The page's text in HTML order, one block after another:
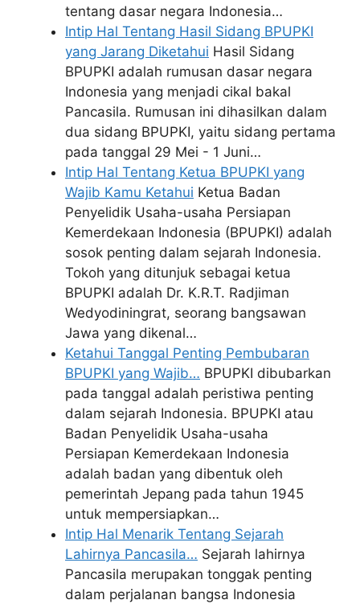
tentang dasar negara Indonesia…
Intip Hal Tentang Hasil Sidang BPUPKI
yang Jarang Diketahui Hasil Sidang
BPUPKI adalah rumusan dasar negara
Indonesia yang menjadi cikal bakal
Pancasila. Rumusan ini dihasilkan dalam
dua sidang BPUPKI, yaitu sidang pertama
pada tanggal 29 Mei - 1 Juni…
Intip Hal Tentang Ketua BPUPKI yang
Wajib Kamu Ketahui Ketua Badan
Penyelidik Usaha-usaha Persiapan
Kemerdekaan Indonesia (BPUPKI) adalah
sosok penting dalam sejarah Indonesia.
Tokoh yang ditunjuk sebagai ketua
BPUPKI adalah Dr. K.R.T. Radjiman
Wedyodiningrat, seorang bangsawan
Jawa yang dikenal…
Ketahui Tanggal Penting Pembubaran
BPUPKI yang Wajib… BPUPKI dibubarkan
pada tanggal adalah peristiwa penting
dalam sejarah Indonesia. BPUPKI atau
Badan Penyelidik Usaha-usaha
Persiapan Kemerdekaan Indonesia
adalah badan yang dibentuk oleh
pemerintah Jepang pada tahun 1945
untuk mempersiapkan…
Intip Hal Menarik Tentang Sejarah
Lahirnya Pancasila… Sejarah lahirnya
Pancasila merupakan tonggak penting
dalam perjalanan bangsa Indonesia